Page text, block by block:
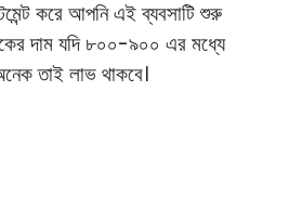
করে আপনি এই ব্যবসাটি শুরু
দাম যদি ৮০০-৯০০ এর মধ্যে
তাই লাভ থাকবে।